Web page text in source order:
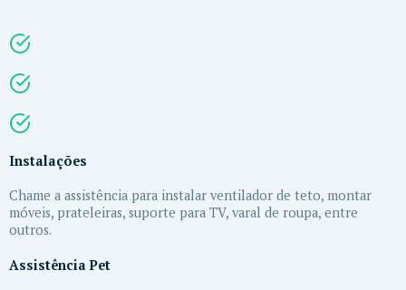
Instalações
Chame a assistência para instalar ventilador de teto, montar
móveis, prateleiras, suporte para TV, varal de roupa, entre
outros.
Assistência Pet